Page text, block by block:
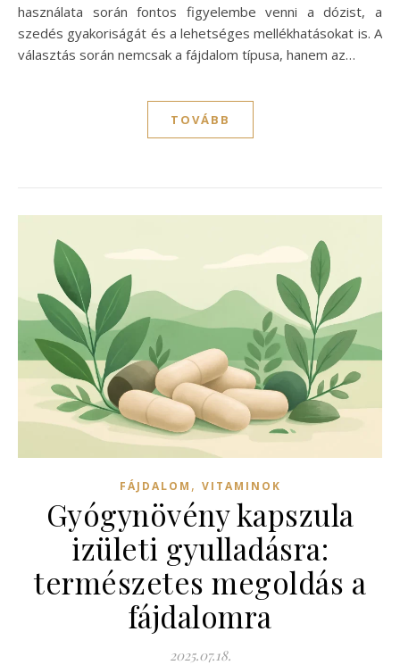
használata során fontos figyelembe venni a dózist, a
szedés gyakoriságát és a lehetséges mellékhatásokat is. A
választás során nemcsak a fájdalom típusa, hanem az…
TOVÁBB
FÁJDALOM , VITAMINOK
Gyógynövény kapszula
izületi gyulladásra:
természetes megoldás a
fájdalomra
2025.07.18.